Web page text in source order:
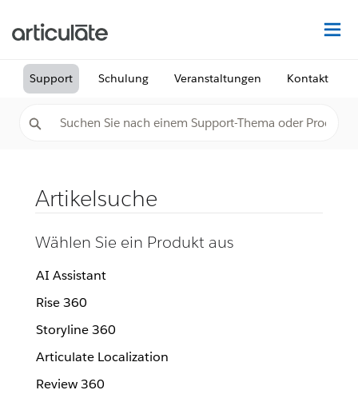
Support Schulung Veranstaltungen Kontakt
Artikelsuche
Wählen Sie ein Produkt aus
AI Assistant
Rise 360
Storyline 360
Articulate Localization
Review 360